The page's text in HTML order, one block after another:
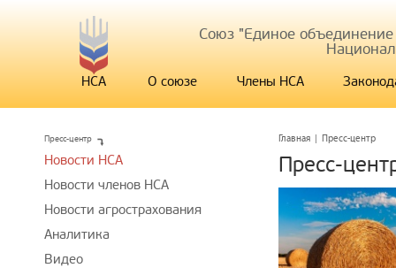
Союз "Единое
НСА О союзе Члены НСА
Главная | Пресс-центр
Пресс-
Пресс-центр
Новости НСА
Новости членов НСА
Новости агрострахования
Аналитика
Видео